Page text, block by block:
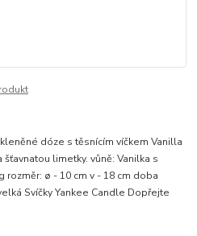
dóze s těsnícím víčkem Vanilla
limetky. vůně: Vanilka s
ø - 10 cm v - 18 cm doba
Svíčky Yankee Candle Dopřejte